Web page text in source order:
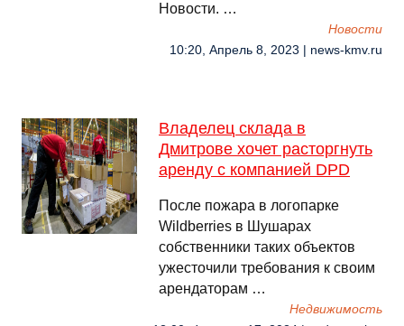
Новости. …
Новости
10:20, Апрель 8, 2023 | news-kmv.ru
Владелец склада в
Дмитрове хочет расторгнуть
аренду с компанией DPD
После пожара в логопарке
Wildberries в Шушарах
собственники таких объектов
ужесточили требования к своим
арендаторам …
Недвижимость